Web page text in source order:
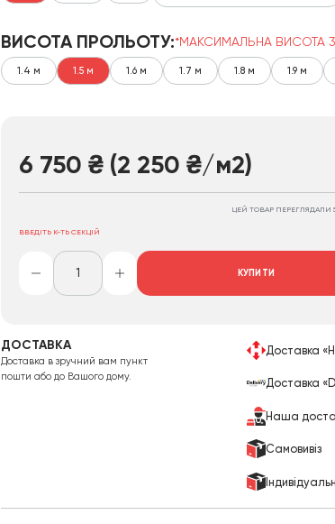
ВИСОТА ПРОЛЬОТУ:*МАКСИМАЛЬНА ВИСОТА
1.4 м 1.5 м 1.6 м 1.7 м 1.8 м 1.9 м
6 750₴ (2 250₴/м2)
ЦЕЙ ТОВАР ПЕРЕГЛЯДАЛИ
ВВЕДІТЬ К-ТЬ СЕКЦІЙ
КУПИТИ
ДОСТАВКА
Доставка в зручний вам пункт
пошти або до Вашого дому.
Доставка
Доставка
Наша
Cамовивіз